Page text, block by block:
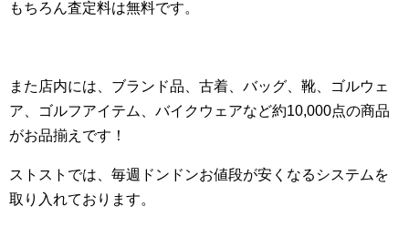
もちろん査定料は無料です。
また店内には、ブランド品、古着、バッグ、靴、ゴルウェ
ア、ゴルフアイテム、バイクウェアなど約10,000点の商品
がお品揃えです！
ストストでは、毎週ドンドンお値段が安くなるシステムを
取り入れております。